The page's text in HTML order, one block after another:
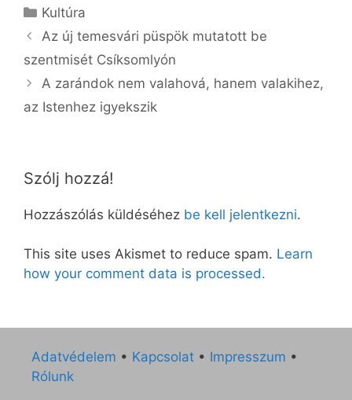
Kategória
Kultúra
Az új temesvári püspök mutatott be
szentmisét Csíksomlyón
A zarándok nem valahová, hanem valakihez,
az Istenhez igyekszik
Szólj hozzá!
Hozzászólás küldéséhez be kell jelentkezni.
This site uses Akismet to reduce spam. Learn
how your comment data is processed.
Adatvédelem • Kapcsolat • Impresszum •
Rólunk